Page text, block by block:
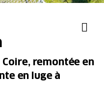
remontée en
en luge à